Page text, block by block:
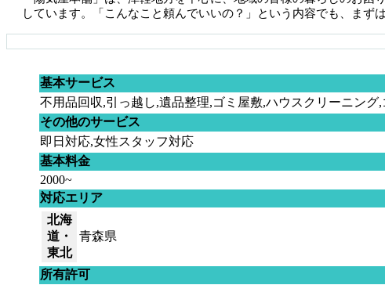
しています。「こんなこと頼んでいいの？」という内容でも、まず
基本サービス
不用品回収,引っ越し,遺品整理,ゴミ屋敷,ハウスクリーニング,
その他のサービス
即日対応,女性スタッフ対応
基本料金
2000~
対応エリア
北海
道・
東北
青森県
所有許可